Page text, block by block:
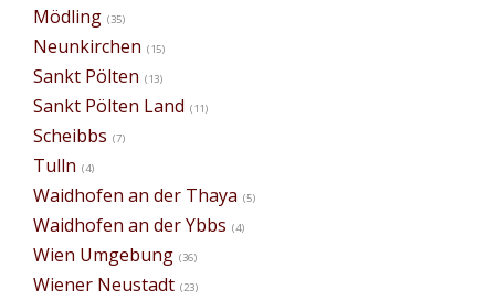
Mödling (35)
Neunkirchen (15)
Sankt Pölten (13)
Sankt Pölten Land (11)
Scheibbs (7)
Tulln (4)
Waidhofen an der Thaya (5)
Waidhofen an der Ybbs (4)
Wien Umgebung (36)
Wiener Neustadt (23)